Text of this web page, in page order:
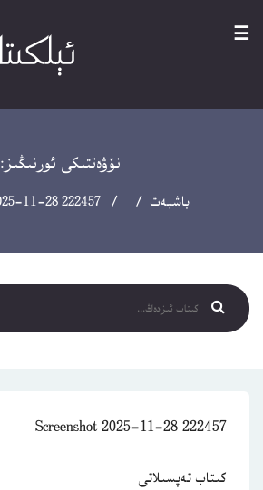
☰
نۆۋەتتىكى ئورنىڭىز:
باشبەت / / Screenshot 2025-11-28 222457
Screenshot 2025-11-28 222457
كىتاب تەپسىلاتى